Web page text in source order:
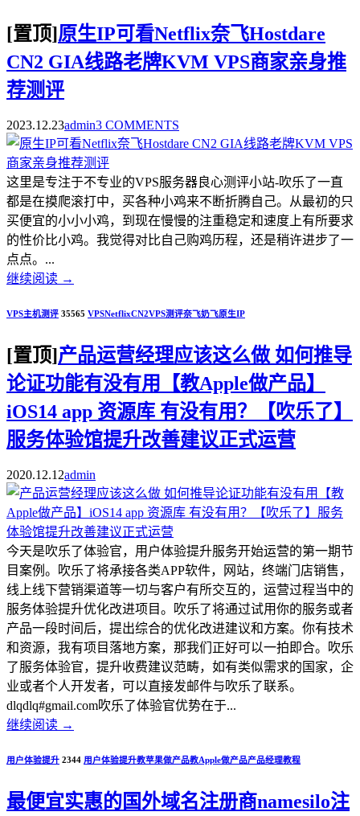
[置顶]原生IP可看Netflix奈飞Hostdare
CN2 GIA线路老牌KVM VPS商家亲身推
荐测评
2023.12.23admin3 COMMENTS
这里是专注于不专业的VPS服务器良心测评小站-吹乐了一直
都是在摸爬滚打中，买各种小鸡来不断折腾自己。从最初的只
买便宜的小小小鸡，到现在慢慢的注重稳定和速度上有所要求
的性价比小鸡。我觉得对比自己购鸡历程，还是稍许进步了一
点点。...
继续阅读 →
VPS主机测评 35565 VPSNetflixCN2VPS测评奈飞奶飞原生IP
[置顶]产品运营经理应该这么做 如何推导
论证功能有没有用【教Apple做产品】
iOS14 app 资源库 有没有用？【吹乐了】
服务体验馆提升改善建议正式运营
2020.12.12admin
今天是吹乐了体验官，用户体验提升服务开始运营的第一期节
目案例。吹乐了将承接各类APP软件，网站，终端门店销售，
线上线下营销渠道等一切与客户有所交互的，运营过程当中的
服务体验提升优化改进项目。吹乐了将通过试用你的服务或者
产品一段时间后，提出综合的优化改进建议和方案。你有技术
和资源，我有项目落地方案，那我们正好可以一拍即合。吹乐
了服务体验官，提升收费建议范畴，如有类似需求的国家，企
业或者个人开发者，可以直接发邮件与吹乐了联系。
dlqdlq#gmail.com吹乐了体验官优势在于...
继续阅读 →
用户体验提升 2344 用户体验提升教苹果做产品教Apple做产品产品经理教程
最便宜实惠的国外域名注册商namesilo注